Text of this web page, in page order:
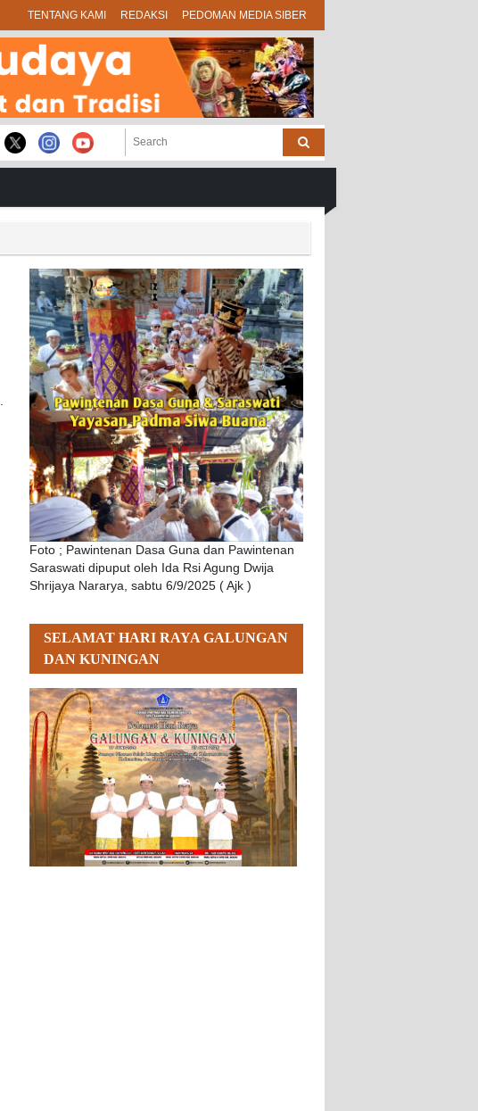
TENTANG KAMI REDAKSI PEDOMAN MEDIA SIBER
Foto ; Pawintenan Dasa Guna dan Pawintenan
Saraswati dipuput oleh Ida Rsi Agung Dwija
Shrijaya Nararya, sabtu 6/9/2025 ( Ajk )
SELAMAT HARI RAYA GALUNGAN
DAN KUNINGAN